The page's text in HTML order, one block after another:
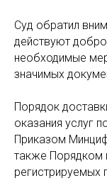
Суд обратил
действуют
необходимые
значимых
Порядок
оказания услуг
Приказом
также Порядком
регистрируемых